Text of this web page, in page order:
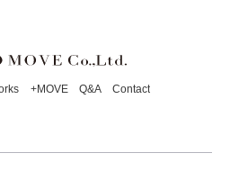
+MOVE Q&A Contact